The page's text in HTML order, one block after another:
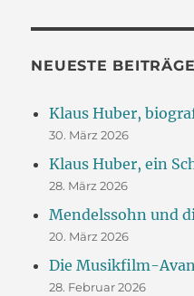
NEUESTE BEITRÄGE
Klaus Huber,
30. März 2026
Klaus Huber, ein
28. März 2026
Mendelssohn und
20. März 2026
Die Musikfilm-
28. Februar 2026